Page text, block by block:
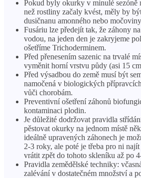
Pokud byly okurky v minulé sezóně
než rostliny začaly kvést, měly by
dusičnanu amonného nebo
Fusáriu lze předejít tak, že záhony
vodou, na jeden den je zakryjeme
ošetříme Trichoderminem.
Před přenesením sazenic na trvalé
vyměnit horní vrstvu půdy (asi 15
Před výsadbou do země musí být
namočená v biologických
vůči chorobám.
Preventivní ošetření záhonů
kontaminaci plodin.
Je důležité dodržovat pravidla
pěstovat okurky na jednom místě
ideálně upravených záhonech je
2-3 roky, ale poté je třeba pro ni
vrátit zpět do tohoto skleníku až po
Pravidla zemědělské techniky:
zalévání v dostatečném množství a